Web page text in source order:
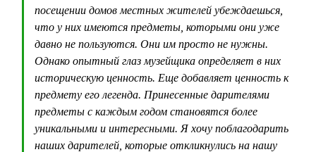
посещении домов местных жителей убеждаешься,
что у них имеются предметы, которыми они уже
давно не пользуются. Они им просто не нужны.
Однако опытный глаз музейщика определяет в них
историческую ценность. Еще добавляет ценность к
предмету его легенда. Принесенные дарителями
предметы с каждым годом становятся более
уникальными и интересными. Я хочу поблагодарить
наших дарителей, которые откликнулись на нашу